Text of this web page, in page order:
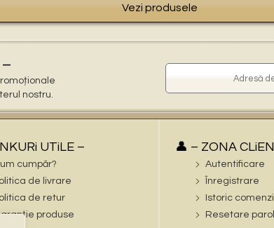
Vezi produsele
nostru.
UTiLE –
cumpăr?
de livrare
de retur
produse
👤 – ZONA
Autentificare
Înregistrare
Istoric comenzi
Resetare